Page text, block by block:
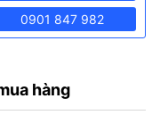
0901 847 982
hàng